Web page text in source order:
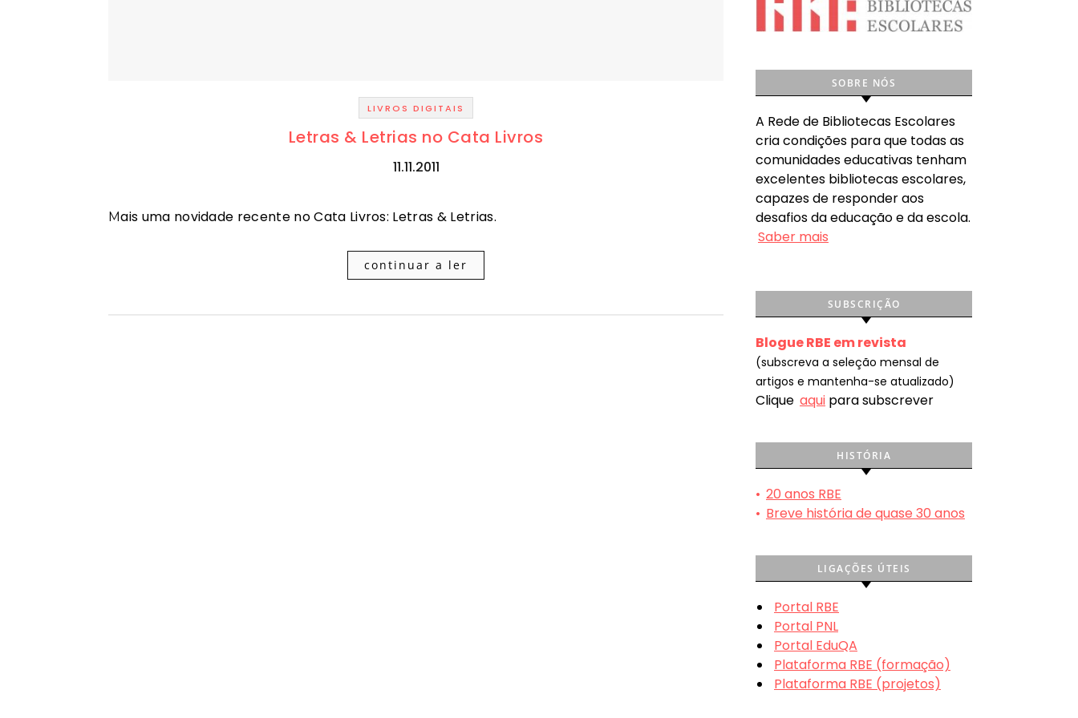
LIVROS DIGITAIS
Letras & Letrias no Cata Livros
11.11.2011
Mais uma novidade recente no Cata Livros: Letras & Letrias.
continuar a ler
SOBRE NÓS
A Rede de Bibliotecas Escolares
cria condições para que todas as
comunidades educativas tenham
excelentes bibliotecas escolares,
capazes de responder aos
desafios da educação e da escola.
Saber mais
SUBSCRIÇÃO
Blogue RBE em revista
(subscreva a seleção mensal de
artigos e mantenha-se atualizado)
Clique aqui para subscrever
HISTÓRIA
• 20 anos RBE
• Breve história de quase 30 anos
LIGAÇÕES ÚTEIS
Portal RBE
Portal PNL
Portal EduQA
Plataforma RBE (formação)
Plataforma RBE (projetos)